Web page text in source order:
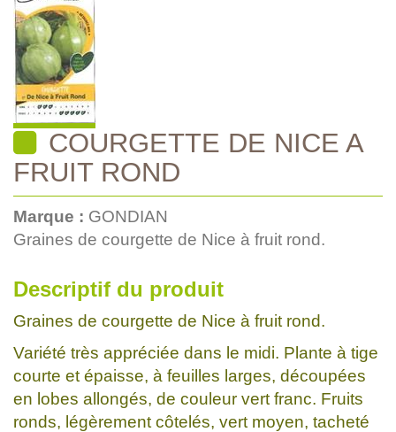
COURGETTE DE NICE A
FRUIT ROND
Marque : GONDIAN
Graines de courgette de Nice à fruit rond.
Descriptif du produit
Graines de courgette de Nice à fruit rond.
Variété très appréciée dans le midi. Plante à tige
courte et épaisse, à feuilles larges, découpées
en lobes allongés, de couleur vert franc. Fruits
ronds, légèrement côtelés, vert moyen, tacheté